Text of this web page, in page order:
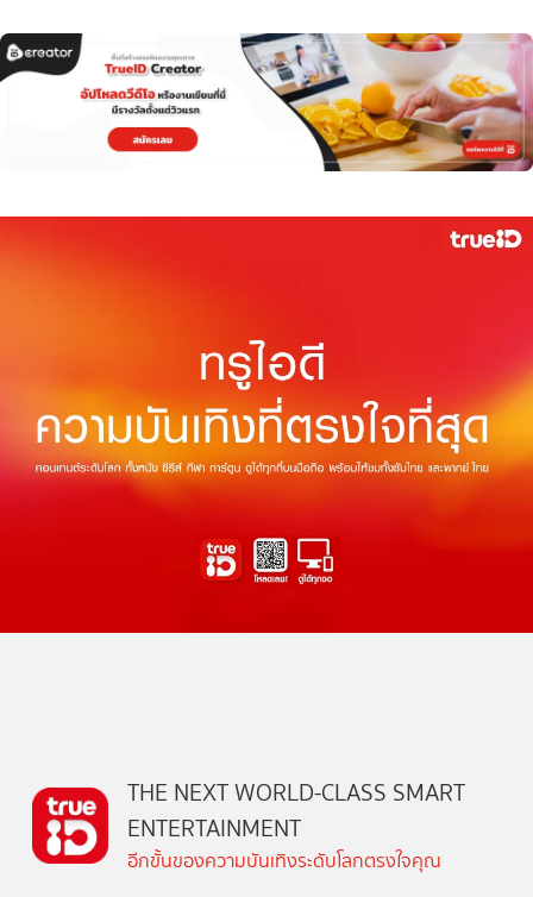
THE NEXT WORLD-CLASS SMART
ENTERTAINMENT
อีกขั้นของความบันเทิงระดับโลกตรงใจคุณ